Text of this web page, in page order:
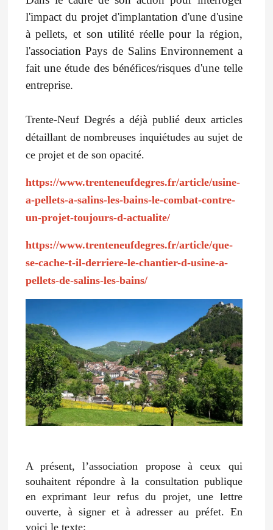
l'impact du projet d'implantation d'une d'usine
à pellets, et son utilité réelle pour la région,
l'association Pays de Salins Environnement a
fait une étude des bénéfices/risques d'une telle
entreprise.
Trente-Neuf Degrés a déjà publié deux articles
détaillant de nombreuses inquiétudes au sujet de
ce projet et de son opacité.
https://www.trenteneufdegres.fr/article/usine-
a-pellets-a-salins-les-bains-le-combat-contre-
un-projet-toujours-d-actualite/
https://www.trenteneufdegres.fr/article/que-
se-cache-t-il-derriere-le-chantier-d-usine-a-
pellets-de-salins-les-bains/
A présent, l’association propose à ceux qui
souhaitent répondre à la consultation publique
en exprimant leur refus du projet, une lettre
ouverte, à signer et à adresser au préfet. En
voici le texte: